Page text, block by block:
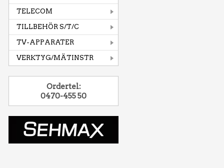
TELECOM
TILLBEHÖR S/T/C
TV-APPARATER
VERKTYG/MÄTINSTR
Ordertel:
0470-455 50